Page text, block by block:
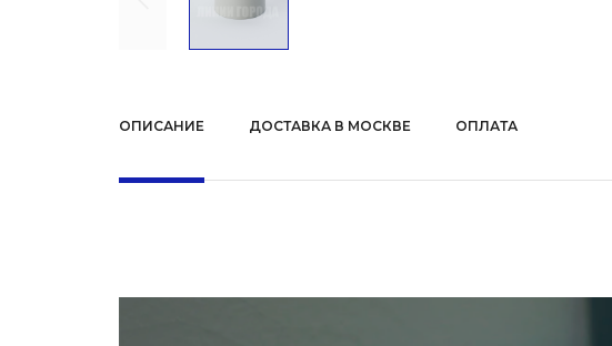
ОПИСАНИЕ ДОСТАВКА В МОСКВЕ ОПЛАТА